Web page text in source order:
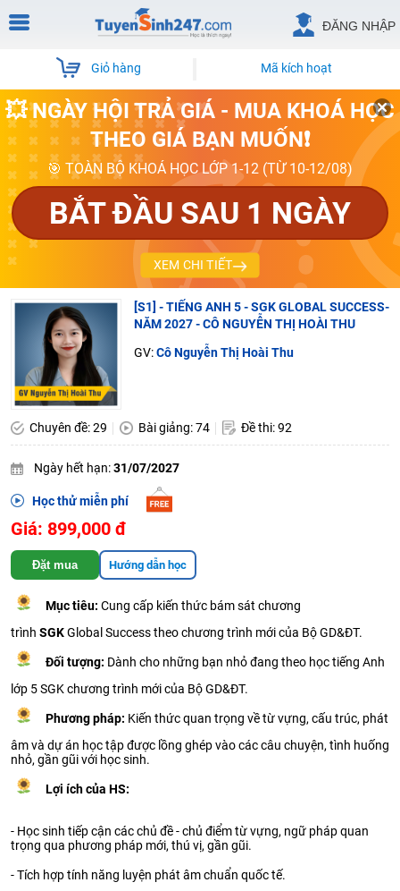
ĐĂNG NHẬP
Giỏ hàng Mã kích hoạt
💥 NGÀY HỘI TRẢ GIÁ - MUA KHOÁ HỌC
THEO GIÁ BẠN MUỐN❗
🎯 TOÀN BỘ KHOÁ HỌC LỚP 1-12 (TỪ 10-12/08)
BẮT ĐẦU SAU 1 NGÀY
XEM CHI TIẾT
[S1] - TIẾNG ANH 5 - SGK GLOBAL SUCCESS-
NĂM 2027 - CÔ NGUYỄN THỊ HOÀI THU
GV:Cô Nguyễn Thị Hoài Thu
Chuyên đề: 29 Bài giảng: 74 Đề thi: 92
Ngày hết hạn:31/07/2027
Học thử miễn phí
Giá: 899,000 đ
Đặt mua Hướng dẫn học
Mục tiêu: Cung cấp kiến thức bám sát chương
trình SGKGlobal Success theo chương trình mới của Bộ GD&ĐT.
Đối tượng: Dành cho những bạn nhỏ đang theo học tiếng Anh
lớp 5 SGK chương trình mới của Bộ GD&ĐT.
Phương pháp: Kiến thức quan trọng về từ vựng, cấu trúc, phát
âm và dự án học tập được lồng ghép vào các câu chuyện, tình huống
nhỏ, gần gũi với học sinh.
Lợi ích của HS:
- Học sinh tiếp cận các chủ đề - chủ điểm từ vựng, ngữ pháp quan
trọng qua phương pháp mới, thú vị, gần gũi.
- Tích hợp tính năng luyện phát âm chuẩn quốc tế.